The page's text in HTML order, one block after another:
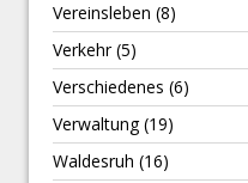
Vereinsleben (8)
Verkehr(5)
Verschiedenes (6)
Verwaltung(19)
Waldesruh (16)